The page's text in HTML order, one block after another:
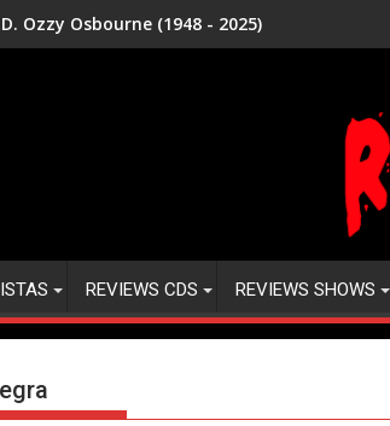
Ozzy Osbourne (1948 - 2025)
REVIEWS CDS REVIEWS SHOWS